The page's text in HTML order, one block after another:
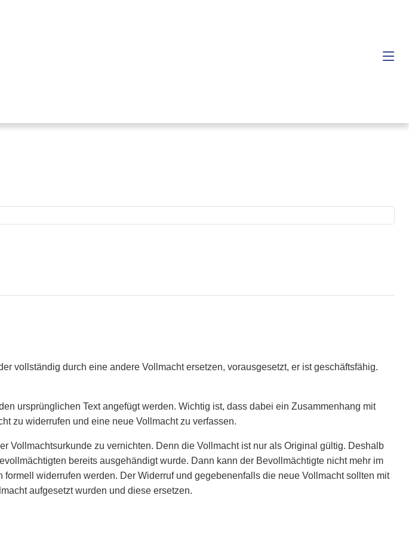
vollständig durch eine andere Vollmacht ersetzen, vorausgesetzt, er ist geschäftsfähig.
ursprünglichen Text angefügt werden. Wichtig ist, dass dabei ein Zusammenhang mit
zu widerrufen und eine neue Vollmacht zu verfassen.
Vollmachtsurkunde zu vernichten. Denn die Vollmacht ist nur als Original gültig. Deshalb
bereits ausgehändigt wurde. Dann kann der Bevollmächtigte nicht mehr im
widerrufen werden. Der Widerruf und gegebenenfalls die neue Vollmacht sollten mit
aufgesetzt wurden und diese ersetzen.